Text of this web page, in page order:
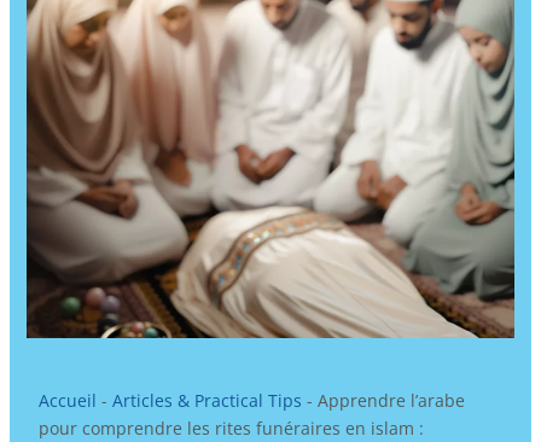
Accueil - Articles & Practical Tips - Apprendre l’arabe
pour comprendre les rites funéraires en islam :